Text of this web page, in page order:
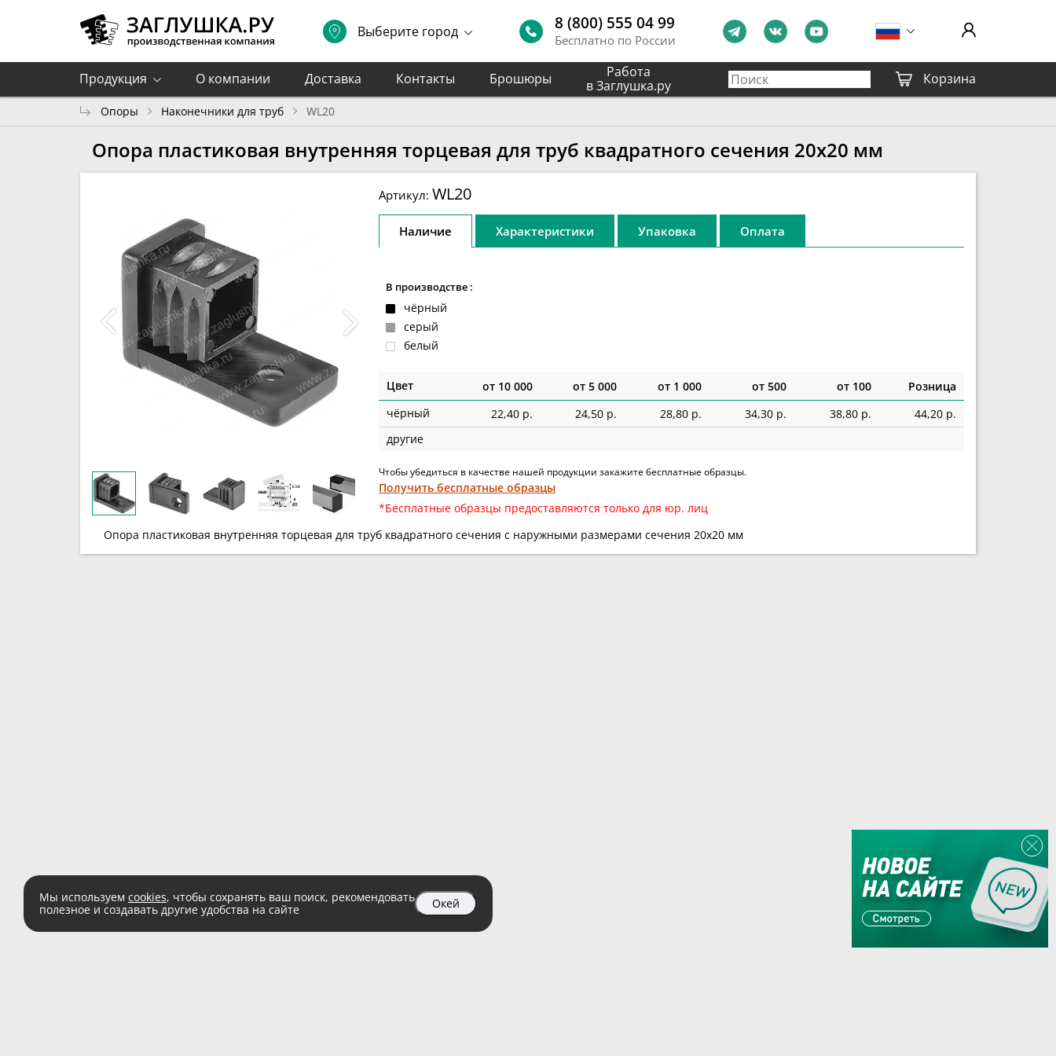
Выберите город 8 (800) 555 04 99
Бесплатно по России
Продукция О компании Доставка Контакты Брошюры
Работа
в Заглушка.ру
Корзина
Опоры Наконечники для труб WL20
Опора пластиковая внутренняя торцевая для труб квадратного сечения 20х20 мм
Артикул: WL20
Наличие Характеристики Упаковка Оплата
В производстве :
чёрный
серый
белый
Цвет от 10 000 от 5 000 от 1 000 от 500 от 100
Розница
чёрный
22,40 р. 24,50 р. 28,80 р. 34,30 р. 38,80 р.
44,20 р.
другие
Чтобы убедиться в качестве нашей продукции закажите бесплатные образцы.
Получить бесплатные образцы
*Бесплатные образцы предоставляются только для юр. лиц
Опора пластиковая внутренняя торцевая для труб квадратного сечения с наружными размерами сечения 20х20 мм
Мы используем cookies, чтобы сохранять ваш поиск, рекомендовать
полезное и создавать другие удобства на сайте
Окей